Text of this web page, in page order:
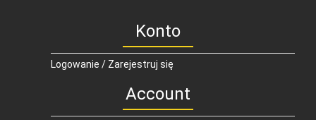
Konto
Logowanie / Zarejestruj się
Account